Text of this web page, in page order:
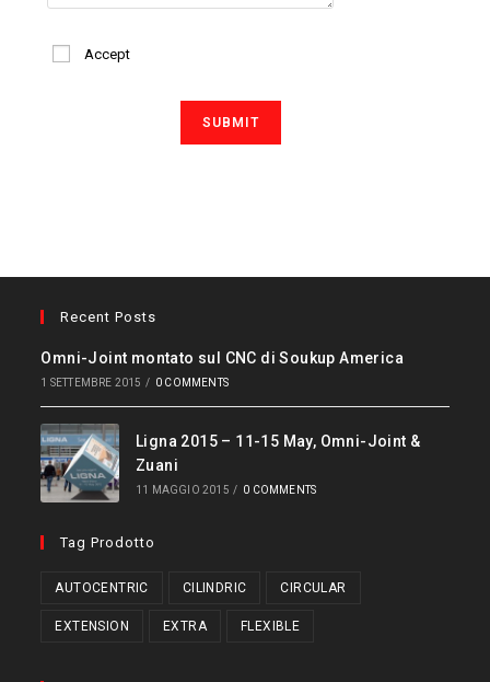
Accept
Recent Posts
Omni-Joint montato sul CNC di Soukup America
1 SETTEMBRE 2015 / 0 COMMENTS
Ligna 2015 – 11-15 May, Omni-Joint &
Zuani
11 MAGGIO 2015 / 0 COMMENTS
Tag Prodotto
AUTOCENTRIC CILINDRIC CIRCULAR
EXTENSION EXTRA FLEXIBLE